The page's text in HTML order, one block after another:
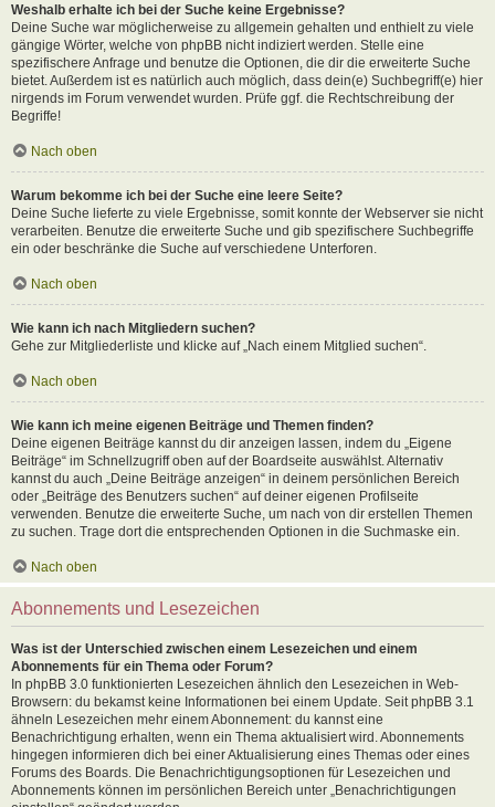
Weshalb erhalte ich bei der Suche keine Ergebnisse?
Deine Suche war möglicherweise zu allgemein gehalten und enthielt zu viele
gängige Wörter, welche von phpBB nicht indiziert werden. Stelle eine
spezifischere Anfrage und benutze die Optionen, die dir die erweiterte Suche
bietet. Außerdem ist es natürlich auch möglich, dass dein(e) Suchbegriff(e) hier
nirgends im Forum verwendet wurden. Prüfe ggf. die Rechtschreibung der
Begriffe!
Nach oben
Warum bekomme ich bei der Suche eine leere Seite?
Deine Suche lieferte zu viele Ergebnisse, somit konnte der Webserver sie nicht
verarbeiten. Benutze die erweiterte Suche und gib spezifischere Suchbegriffe
ein oder beschränke die Suche auf verschiedene Unterforen.
Nach oben
Wie kann ich nach Mitgliedern suchen?
Gehe zur Mitgliederliste und klicke auf „Nach einem Mitglied suchen“.
Nach oben
Wie kann ich meine eigenen Beiträge und Themen finden?
Deine eigenen Beiträge kannst du dir anzeigen lassen, indem du „Eigene
Beiträge“ im Schnellzugriff oben auf der Boardseite auswählst. Alternativ
kannst du auch „Deine Beiträge anzeigen“ in deinem persönlichen Bereich
oder „Beiträge des Benutzers suchen“ auf deiner eigenen Profilseite
verwenden. Benutze die erweiterte Suche, um nach von dir erstellen Themen
zu suchen. Trage dort die entsprechenden Optionen in die Suchmaske ein.
Nach oben
Abonnements und Lesezeichen
Was ist der Unterschied zwischen einem Lesezeichen und einem
Abonnements für ein Thema oder Forum?
In phpBB 3.0 funktionierten Lesezeichen ähnlich den Lesezeichen in Web-
Browsern: du bekamst keine Informationen bei einem Update. Seit phpBB 3.1
ähneln Lesezeichen mehr einem Abonnement: du kannst eine
Benachrichtigung erhalten, wenn ein Thema aktualisiert wird. Abonnements
hingegen informieren dich bei einer Aktualisierung eines Themas oder eines
Forums des Boards. Die Benachrichtigungsoptionen für Lesezeichen und
Abonnements können im persönlichen Bereich unter „Benachrichtigungen